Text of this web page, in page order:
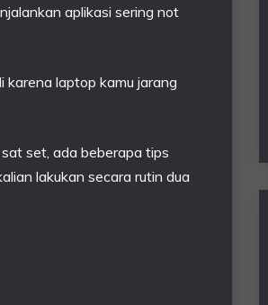
aplikasi sering not
karena laptop kamu jarang
set, ada beberapa tips
lakukan secara rutin dua